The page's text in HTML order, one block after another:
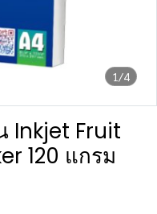
1/4
Inkjet Fruit
120 แกรม